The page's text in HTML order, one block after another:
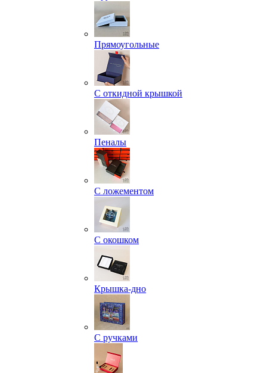
Прямоугольные
С откидной крышкой
Пеналы
С ложементом
С окошком
Крышка-дно
С ручками